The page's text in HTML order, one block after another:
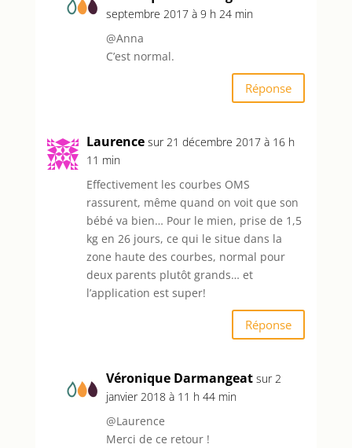
septembre 2017 à 9 h 24 min
@Anna
C’est normal.
Réponse
Laurence sur 21 décembre 2017 à 16 h
11 min
Effectivement les courbes OMS
rassurent, même quand on voit que son
bébé va bien… Pour le mien, prise de 1,5
kg en 26 jours, ce qui le situe dans la
zone haute des courbes, normal pour
deux parents plutôt grands… et
l’application est super!
Réponse
Véronique Darmangeat sur 2
janvier 2018 à 11 h 44 min
@Laurence
Merci de ce retour !